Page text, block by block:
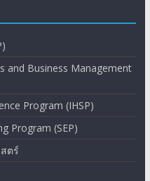
and Business Management
Program (IHSP)
Program (SEP)
ตร์